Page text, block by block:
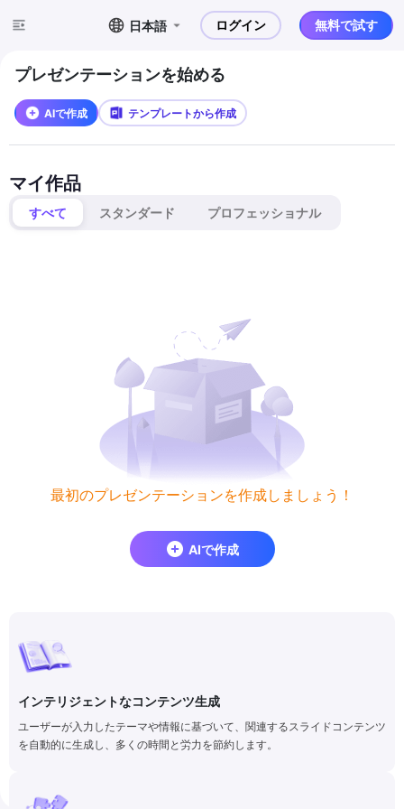
日本語 ログイン 無料で試す
プレゼンテーションを始める
AIで作成 テンプレートから作成
マイ作品
すべて スタンダード プロフェッショナル
最初のプレゼンテーションを作成しましょう！
AIで作成
インテリジェントなコンテンツ生成
ユーザーが入力したテーマや情報に基づいて、関連するスライドコンテンツ
を自動的に生成し、多くの時間と労力を節約します。